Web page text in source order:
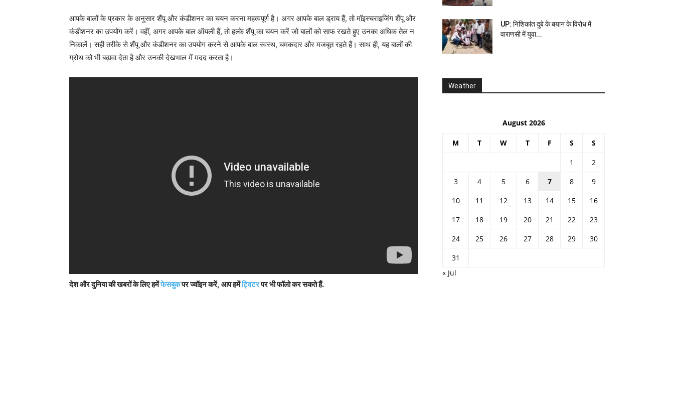
आपके बालों के प्रकार के अनुसार शैंपू और कंडीशनर का चयन करना महत्वपूर्ण है। अगर आपके बाल ड्राय हैं, तो मॉइस्चराइजिंग शैंपू और
कंडीशनर का उपयोग करें। वहीं, अगर आपके बाल ऑयली हैं, तो हल्के शैंपू का चयन करें जो बालों को साफ रखते हुए उनका अधिक तेल न
निकालें। सही तरीके से शैंपू और कंडीशनर का उपयोग करने से आपके बाल स्वस्थ, चमकदार और मजबूत रहते हैं। साथ ही, यह बालों की
ग्रोथ को भी बढ़ावा देता है और उनकी देखभाल में मदद करता है।
देश और दुनिया की खबरों के लिए हमेंफेसबुकपर ज्वॉइन करें, आप हमेंट्विटरपर भी फॉलो कर सकते हैं.
UP: निशिकांत दुबे के बयान के विरोध में
वाराणसी में युवा...
Weather
August 2026
M T W T F S S
1
2
3
4 5 6 7 8
9
10
11 12 13 14 15
16
17
18 19 20 21 22
23
24
25 26 27 28 29
30
31
« Jul